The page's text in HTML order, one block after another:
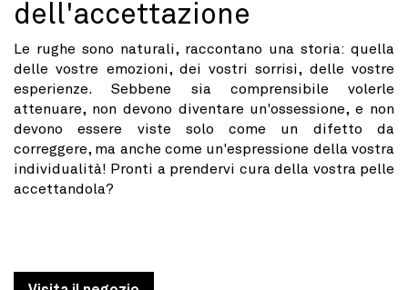
dell'accettazione
Le rughe sono naturali, raccontano una storia: quella
delle vostre emozioni, dei vostri sorrisi, delle vostre
esperienze. Sebbene sia comprensibile volerle
attenuare, non devono diventare un'ossessione, e non
devono essere viste solo come un difetto da
correggere, ma anche come un'espressione della vostra
individualità! Pronti a prendervi cura della vostra pelle
accettandola?